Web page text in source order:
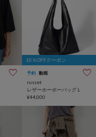
10％OFFクーポン
予約 動画
russet
レザーホーボーバッグ L
¥44,000